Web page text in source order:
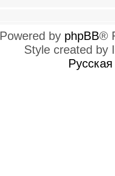
Powered by phpBB®
Style created by